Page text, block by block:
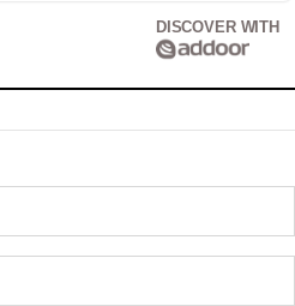
DISCOVER WITH